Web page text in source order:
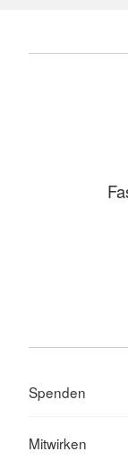
Spenden
Mitwirken